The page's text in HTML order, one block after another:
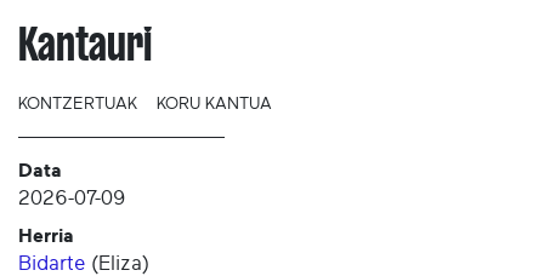
Kantauri
KONTZERTUAK KORU KANTUA
Data
2026-07-09
Herria
Bidarte (Eliza)